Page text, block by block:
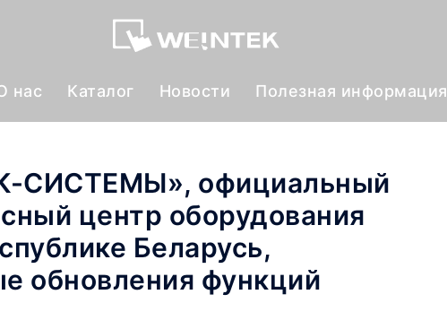
нас Каталог Новости Полезная информация
СИСТЕМЫ», официальный
центр оборудования
Беларусь,
обновления функций